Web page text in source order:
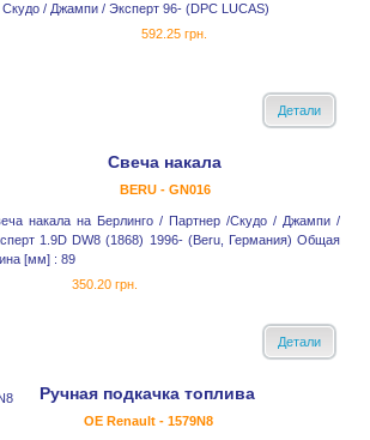
Скудо / Джампи / Эксперт 96- (DPC LUCAS)
592.25 грн.
Детали
Свеча накала
BERU - GN016
накала на Берлинго / Партнер /Скудо / Джампи /
1.9D DW8 (1868) 1996- (Beru, Германия) Общая
[мм] : 89
350.20 грн.
Детали
Ручная подкачка топлива
OE Renault - 1579N8